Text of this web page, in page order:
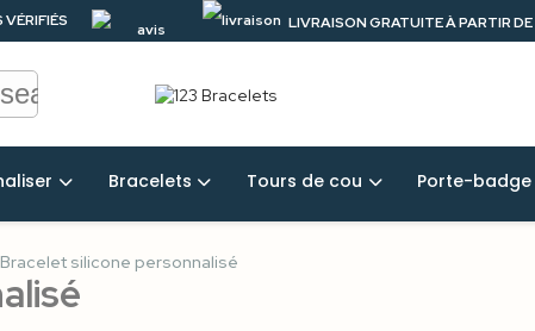
VÉRIFIÉS LIVRAISON GRATUITE À PARTIR DE
search
Bracelets Tours de cou Porte-badge
Bracelet silicone personnalisé